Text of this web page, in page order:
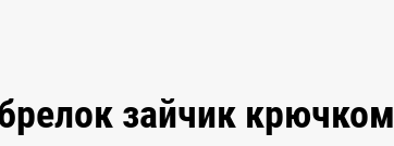
зайчик крючком